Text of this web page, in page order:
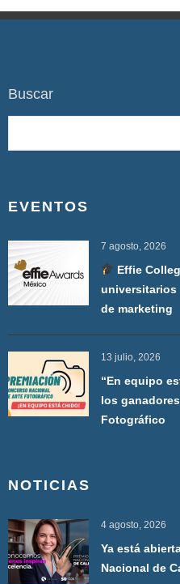
Buscar
EVENTOS
7 agosto, 2026
Effie
universitarios
de marketing
13 julio, 2026
“En equipo
los
Fotográfico
NOTICIAS
4 agosto, 2026
Ya está
Nacional de